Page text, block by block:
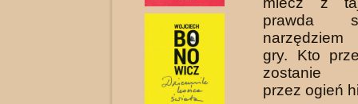
prawda
gry. Kto
zostanie
przez ogień